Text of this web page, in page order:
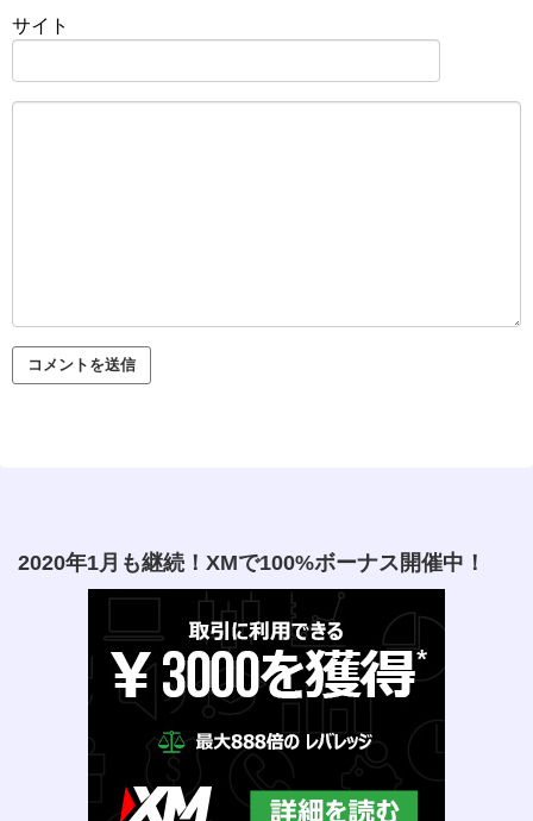
サイト
2020年1月も継続！XMで100%ボーナス開催中！